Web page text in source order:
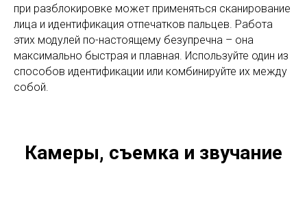
при разблокировке может применяться сканирование
лица и идентификация отпечатков пальцев. Работа
этих модулей по-настоящему безупречна – она
максимально быстрая и плавная. Используйте один из
способов идентификации или комбинируйте их между
собой.
Камеры, съемка и звучание